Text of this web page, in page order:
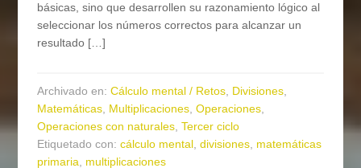
básicas, sino que desarrollen su razonamiento lógico al
seleccionar los números correctos para alcanzar un
resultado […]
Archivado en:Cálculo mental / Retos, Divisiones,
Matemáticas, Multiplicaciones,Operaciones,
Operaciones con naturales,Tercer ciclo
Etiquetado con:cálculo mental,divisiones, matemáticas
primaria, multiplicaciones